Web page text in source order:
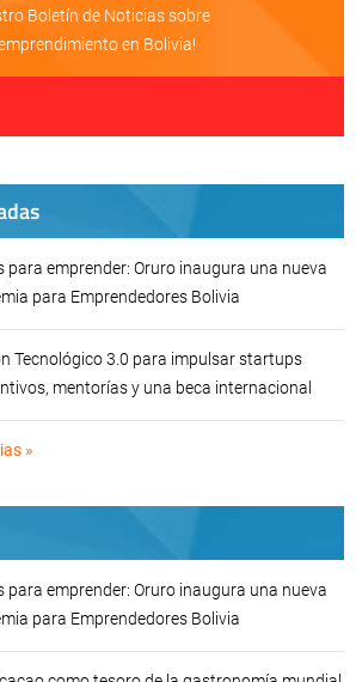
Boletín de Noticias sobre
en Bolivia!
para emprender: Oruro inaugura una nueva
para Emprendedores Bolivia
Tecnológico 3.0 para impulsar startups
mentorías y una beca internacional
»
para emprender: Oruro inaugura una nueva
para Emprendedores Bolivia